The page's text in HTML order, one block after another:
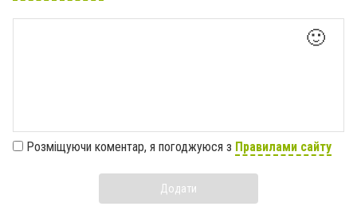
🙂
Розміщуючи коментар, я погоджуюся з Правилами сайту
Додати